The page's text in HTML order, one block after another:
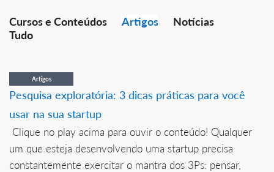
Cursos e Conteúdos Artigos
Notícias
Tudo
Artigos
Pesquisa exploratória: 3 dicas práticas para você
usar na sua startup
Clique no play acima para ouvir o conteúdo! Qualquer
um que esteja desenvolvendo uma startup precisa
constantemente exercitar o mantra dos 3Ps: pensar,